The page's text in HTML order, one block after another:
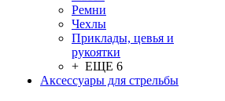
Ремни
Чехлы
Приклады, цевья и
рукоятки
+ ЕЩЕ 6
Аксессуары для стрельбы